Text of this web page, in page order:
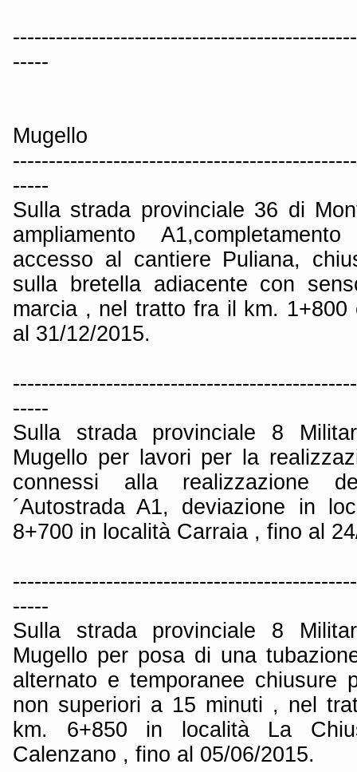
-----
Mugello
-----
Sulla strada provinciale 36 di
ampliamento
accesso al cantiere Puliana,
sulla bretella adiacente con
marcia , nel tratto fra il km.
al 31/12/2015.
-----
Sulla strada provinciale 8
Mugello per lavori per la
connessi alla realizzazione
´Autostrada A1, deviazione in
8+700 in località Carraia , fino al
-----
Sulla strada provinciale 8
Mugello per posa di una
alternato e temporanee chiusure
non superiori a 15 minuti , nel
km. 6+850 in località La
Calenzano , fino al 05/06/2015.